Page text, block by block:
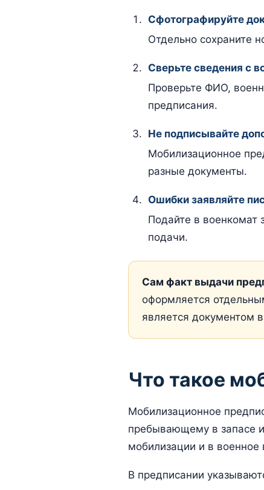
Сфотографируйте
Отдельно сохраните
Сверьте сведения с
Проверьте ФИО,
предписания.
Не подписывайте
Мобилизационное
разные документы.
Ошибки заявляйте
Подайте в военкомат
подачи.
Сам факт выдачи
оформляется
является документом
Что такое
Мобилизационное
пребывающему в запасе
мобилизации и в военное
В предписании